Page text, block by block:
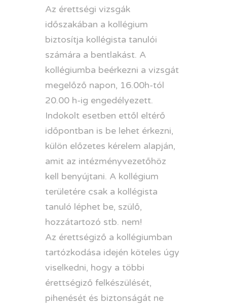
Az érettségi vizsgák
időszakában a kollégium
biztosítja kollégista tanulói
számára a bentlakást. A
kollégiumba beérkezni a vizsgát
megelőző napon, 16.00h-tól
20.00 h-ig engedélyezett.
Indokolt esetben ettől eltérő
időpontban is be lehet érkezni,
külön előzetes kérelem alapján,
amit az intézményvezetőhöz
kell benyújtani. A kollégium
területére csak a kollégista
tanuló léphet be, szülő,
hozzátartozó stb. nem!
Az érettségiző a kollégiumban
tartózkodása idején köteles úgy
viselkedni, hogy a többi
érettségiző felkészülését,
pihenését és biztonságát ne